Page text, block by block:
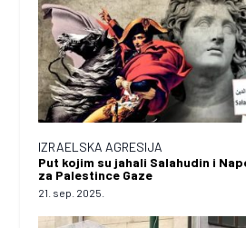
IZRAELSKA AGRESIJA
Put kojim su jahali Salahudin i
za Palestince Gaze
21. sep. 2025.